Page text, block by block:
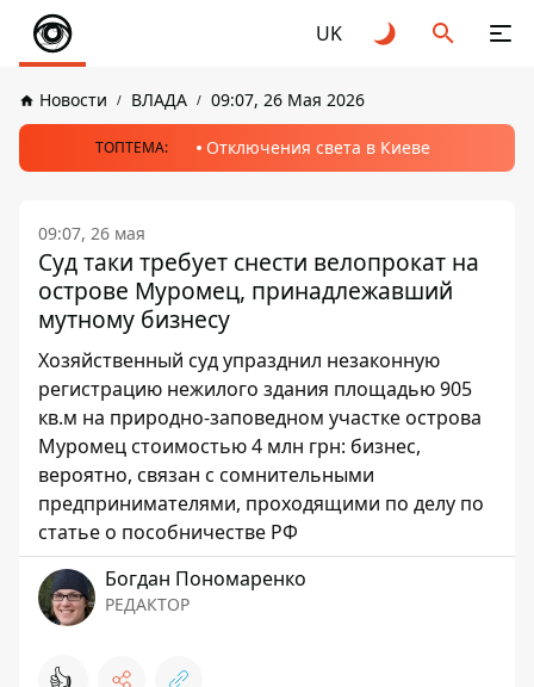
UK
Новости ВЛАДА 09:07, 26 Мая 2026
ТОПТЕМА: Отключения света в Киеве
09:07, 26 мая
Суд таки требует снести велопрокат на
острове Муромец, принадлежавший
мутному бизнесу
Хозяйственный суд упразднил незаконную
регистрацию нежилого здания площадью 905
кв.м на природно-заповедном участке острова
Муромец стоимостью 4 млн грн: бизнес,
вероятно, связан с сомнительными
предпринимателями, проходящими по делу по
статье о пособничестве РФ
Богдан Пономаренко
РЕДАКТОР
👍